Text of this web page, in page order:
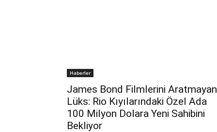
Haberler
James Bond Filmlerini Aratmayan
Lüks: Rio Kıyılarındaki Özel Ada
100 Milyon Dolara Yeni Sahibini
Bekliyor